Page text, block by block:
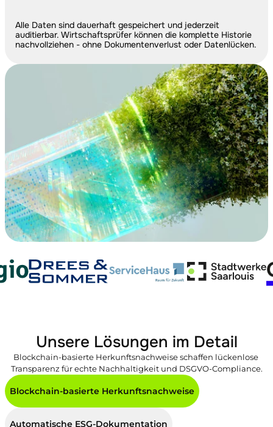
Alle Daten sind dauerhaft gespeichert und jederzeit
auditierbar. Wirtschaftsprüfer können die komplette Historie
nachvollziehen - ohne Dokumentenverlust oder Datenlücken.
Unsere Lösungen im Detail
Blockchain-basierte Herkunftsnachweise schaffen lückenlose
Transparenz für echte Nachhaltigkeit und DSGVO-Compliance.
Blockchain-basierte Herkunftsnachweise
Automatische ESG-Dokumentation